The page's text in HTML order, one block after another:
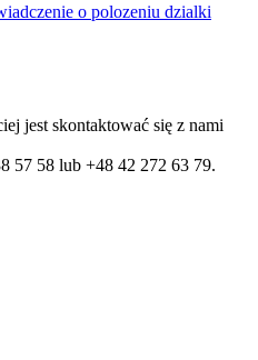
o polozeniu dzialki
jest skontaktować się z nami
57 58 lub +48 42 272 63 79.